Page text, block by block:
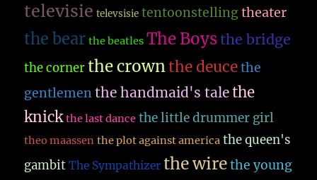
televisie televsisie tentoonstelling theater
the bear the beatles The Boysthe bridge
the corner the crownthe deuce the
gentlemen the handmaid's talethe
knick the last dance the little drummer girl
theo maassen the plot against america the queen's
gambit The Sympathizer the wire the young